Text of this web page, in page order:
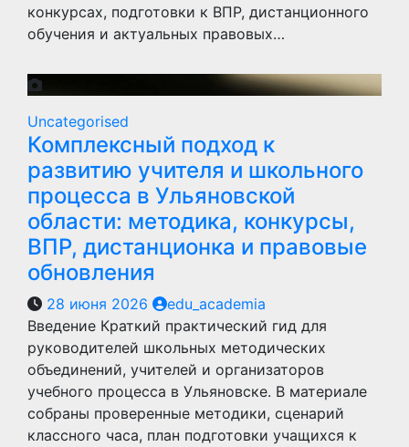
конкурсах, подготовки к ВПР, дистанционного
обучения и актуальных правовых…
Uncategorised
Комплексный подход к
развитию учителя и школьного
процесса в Ульяновской
области: методика, конкурсы,
ВПР, дистанционка и правовые
обновления
28 июня 2026
edu_academia
Введение Краткий практический гид для
руководителей школьных методических
объединений, учителей и организаторов
учебного процесса в Ульяновске. В материале
собраны проверенные методики, сценарий
классного часа, план подготовки учащихся к